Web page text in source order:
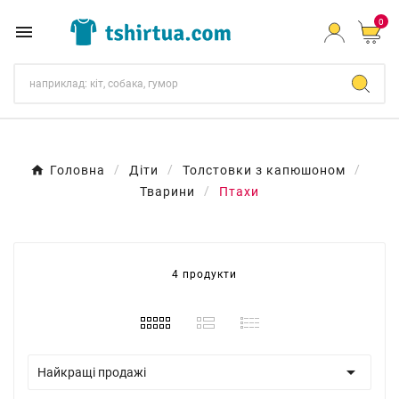
 0
Головна Діти
Толстовки з капюшоном
Тварини
Птахи
4 продукти
Найкращі продажі 